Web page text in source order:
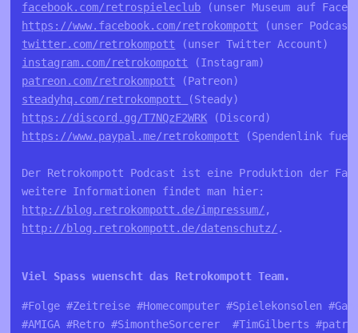
facebook.com/retrospieleclub
https://www.facebook.com/retrokompott
twitter.com/retrokompott
instagram.com/retrokompott
patreon.com/retrokompott
steadyhq.com/retrokompott
https://discord.gg/T7NQzF2WRK
https://www.paypal.me/retrokompott (Spendenlink
Der Retrokompott Podcast ist eine Produktion der
http://blog.retrokompott.de/impressum/
http://blog.retrokompott.de/datenschutz/ .
Viel Spass wuenscht das Retrokompott Team.
#Folge #Zeitreise #Homecomputer #Spielekonsolen
#AMIGA #Retro #SimontheSorcerer  #TimGilberts